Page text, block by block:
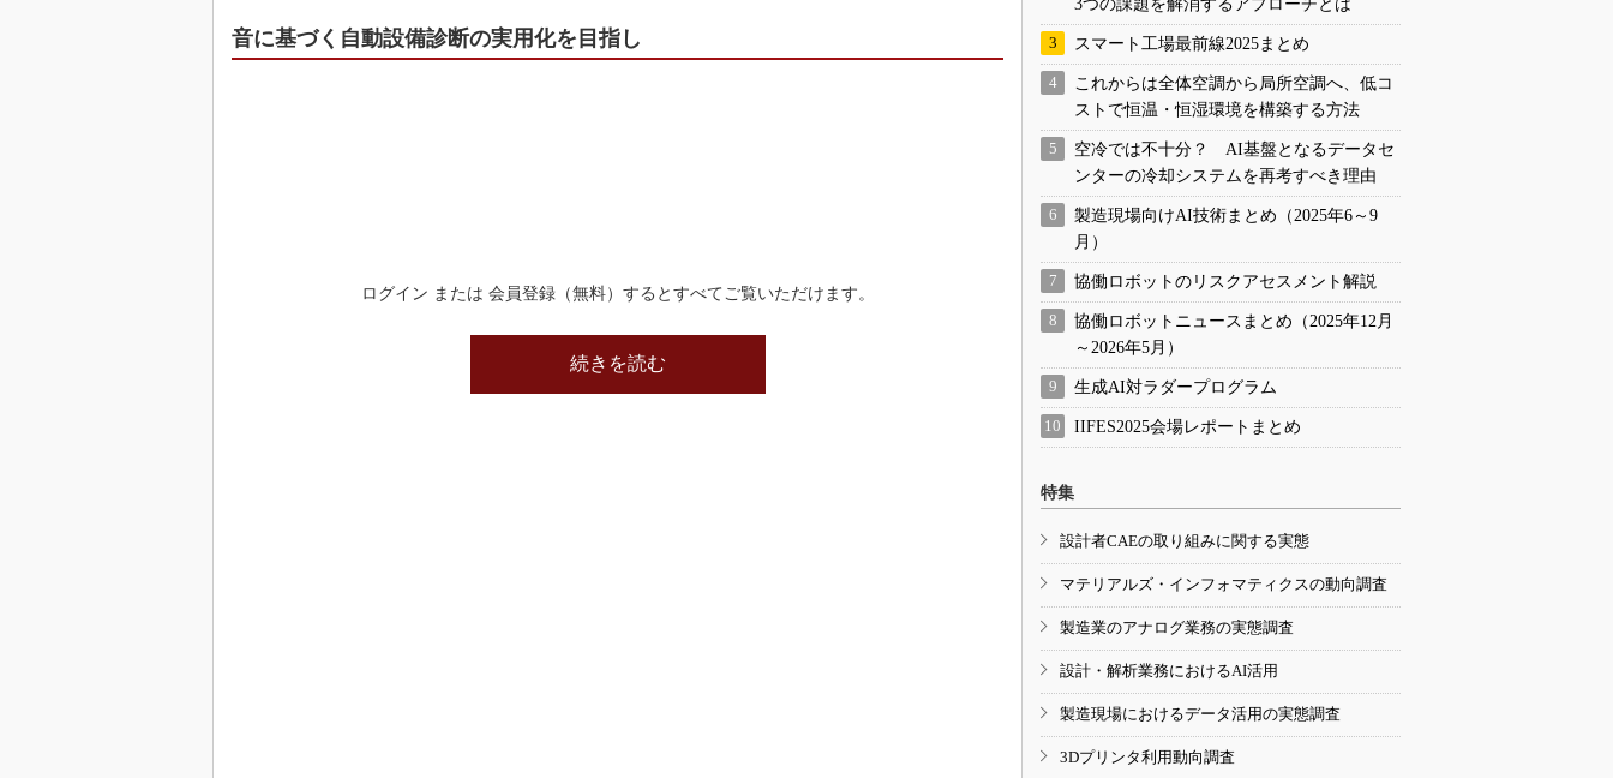
音に基づく自動設備診断の実用化を目指し
ログイン または 会員登録（無料）するとすべてご覧いただけます。
続きを読む
3つの課題を解消するアプローチとは
スマート工場最前線2025まとめ
これからは全体空調から局所空調へ、低コ
ストで恒温・恒湿環境を構築する方法
空冷では不十分？ AI基盤となるデータセ
ンターの冷却システムを再考すべき理由
製造現場向けAI技術まとめ（2025年6～9
月）
協働ロボットのリスクアセスメント解説
協働ロボットニュースまとめ（2025年12月
～2026年5月）
生成AI対ラダープログラム
IIFES2025会場レポートまとめ
特集
設計者CAEの取り組みに関する実態
マテリアルズ・インフォマティクスの動向調査
製造業のアナログ業務の実態調査
設計・解析業務におけるAI活用
製造現場におけるデータ活用の実態調査
3Dプリンタ利用動向調査